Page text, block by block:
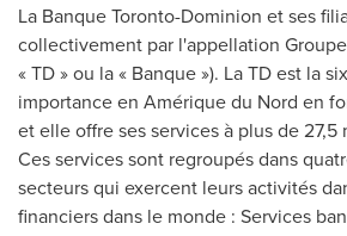
La Banque Toronto-Dominion et ses
collectivement par l'appellation
« TD » ou la « Banque »). La TD est la
importance en Amérique du Nord en
et elle offre ses services à plus de
Ces services sont regroupés dans
secteurs qui exercent leurs activités
financiers dans le monde : Services